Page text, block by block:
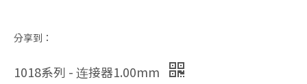
分享到：
1018系列 - 连接器1.00mm